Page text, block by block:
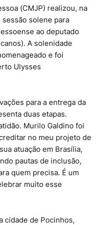
(CMJP) realizou, na
solene para
ao deputado
A solenidade
e foi
Ulysses
para a entrega da
duas etapas.
Murilo Galdino foi
no meu projeto de
atuação em Brasília,
pautas de inclusão,
quem precisa. É um
muito esse
cidade de Pocinhos,